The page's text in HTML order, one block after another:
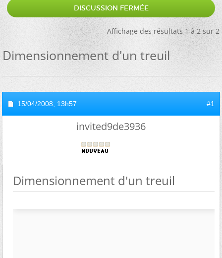
DISCUSSION FERMÉE
Affichage des résultats 1 à 2 sur 2
Dimensionnement d'un treuil
15/04/2008, 13h57 #1
invited9de3936
Dimensionnement d'un treuil